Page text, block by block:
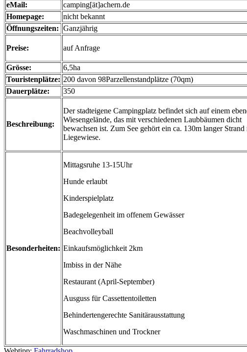
eMail:
camping[ät]achern.de
Homepage:
nicht bekannt
Öffnungszeiten: Ganzjährig
Preise: auf Anfrage
Grösse:
6,5ha
Touristenplätze: 200 davon 98Parzellenstandplätze (70qm)
Dauerplätze:
350
Beschreibung:
Der stadteigene Campingplatz befindet sich auf einem
Wiesengelände, das mit verschiedenen Laubbäumen dicht
bewachsen ist. Zum See gehört ein ca. 130m langer Strand
Liegewiese.
Besonderheiten:
Mittagsruhe 13-15Uhr
Hunde erlaubt
Kinderspielplatz
Badegelegenheit im offenem Gewässer
Beachvolleyball
Einkaufsmöglichkeit 2km
Imbiss in der Nähe
Restaurant (April-September)
Ausguss für Cassettentoiletten
Behindertengerechte Sanitärausstattung
Waschmaschinen und Trockner